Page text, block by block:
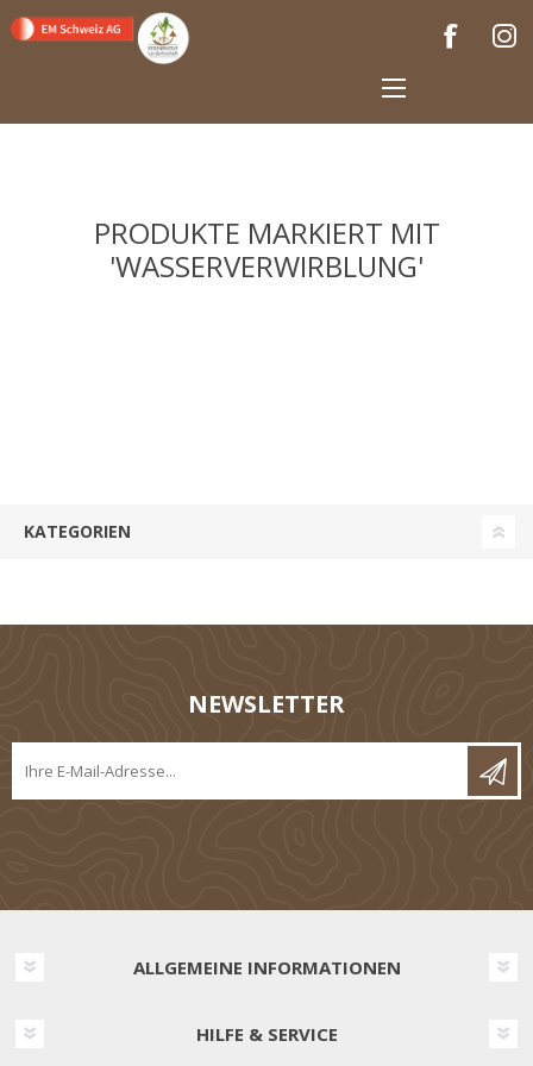
PRODUKTE MARKIERT MIT
'WASSERVERWIRBLUNG'
KATEGORIEN
NEWSLETTER
ALLGEMEINE INFORMATIONEN
HILFE & SERVICE